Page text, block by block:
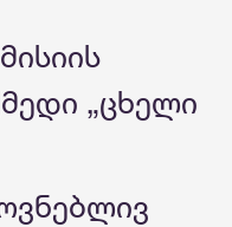
„ცხელი